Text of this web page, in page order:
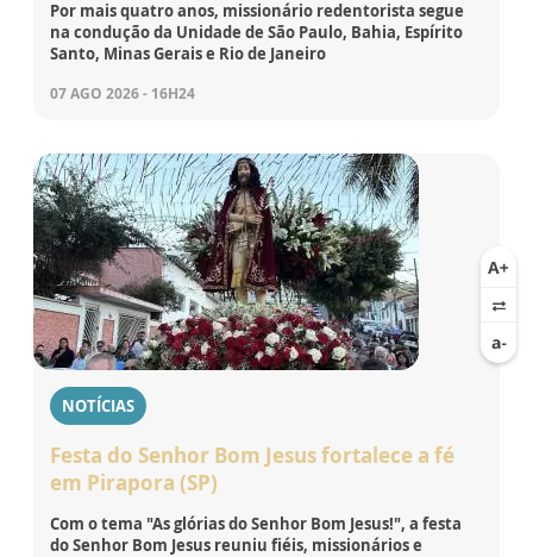
Por mais quatro anos, missionário redentorista segue
na condução da Unidade de São Paulo, Bahia, Espírito
Santo, Minas Gerais e Rio de Janeiro
07 AGO 2026 - 16H24
NOTÍCIAS
Festa do Senhor Bom Jesus fortalece a fé
em Pirapora (SP)
Com o tema "As glórias do Senhor Bom Jesus!", a festa
do Senhor Bom Jesus reuniu fiéis, missionários e